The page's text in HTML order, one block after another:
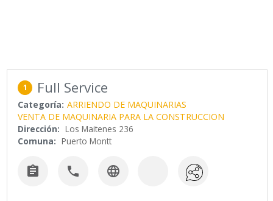
1 Full Service
Categoría: ARRIENDO DE MAQUINARIAS
VENTA DE MAQUINARIA PARA LA CONSTRUCCION
Dirección: Los Maitenes 236
Comuna: Puerto Montt
  